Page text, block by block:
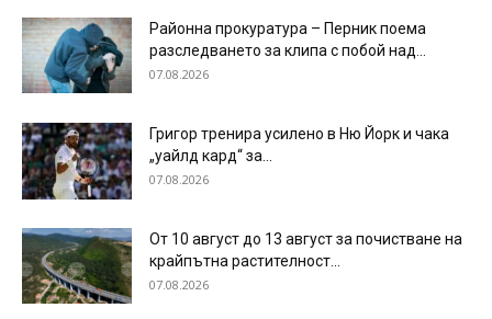
Районна прокуратура – Перник поема
разследването за клипа с побой над...
07.08.2026
Григор тренира усилено в Ню Йорк и чака
„уайлд кард“ за...
07.08.2026
От 10 август до 13 август за почистване на
крайпътна растителност...
07.08.2026